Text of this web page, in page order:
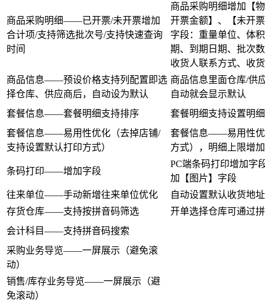
商品采购明细——已开票/未开票增加
合计项/支持筛选批次号/支持快速查询
时间
商品采购明细增加【
开票金额】、【未开
字段：重量单位、体
期、到期日期、批次
收货人联系方式、收
商品信息——预设价格支持列配置即选
择仓库、供应商后，自动设为默认
商品信息里面仓库/供
自动就会显示默认
套餐信息——套餐明细支持排序
套餐明细支持设置明
套餐信息——易用性优化（去掉店铺/
支持设置默认打印方式）
套餐信息——易用性优
方式），明细上限增
条码打印——增加字段
PC端条码打印增加字
加【图片】字段
往来单位——手动新增往来单位优化
自动设置默认收货地
存货仓库——支持按拼音码筛选
开单选择仓库可通过
会计科目——支持拼音码搜索
采购业务导览——一屏展示（避免滚
动）
销售/库存业务导览——一屏展示（避
免滚动）